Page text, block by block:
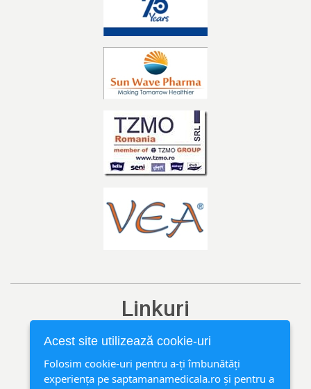
Linkuri
Ediția curentă
Arhivă
Rubrici
Acest site utilizează cookie-uri
Folosim cookie-uri pentru a-ți îmbunătăți
experiența pe saptamanamedicala.ro și pentru a